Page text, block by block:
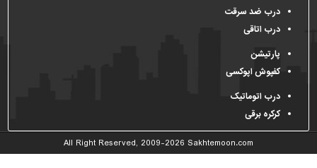
آلات
برقی،روشنایی،ایمنی
محوطه
سازی
و
نما
ساخت
درب ضد سرقت
درب اتاقی
پارتیشن
کفپوش اپوکسی
درب اتوماتیک
کرکره برقی
All Right Reserved, 2009-2026 Sakhtemoon.com